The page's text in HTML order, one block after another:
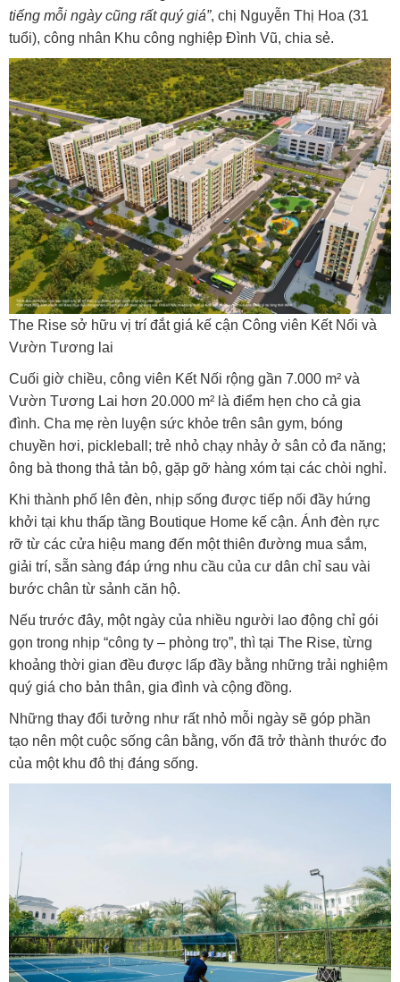
tiếng mỗi ngày cũng rất quý giá”, chị Nguyễn Thị Hoa (31
tuổi), công nhân Khu công nghiệp Đình Vũ, chia sẻ.
The Rise sở hữu vị trí đắt giá kế cận Công viên Kết Nối và
Vườn Tương lai
Cuối giờ chiều, công viên Kết Nối rộng gần 7.000 m² và
Vườn Tương Lai hơn 20.000 m² là điểm hẹn cho cả gia
đình. Cha mẹ rèn luyện sức khỏe trên sân gym, bóng
chuyền hơi, pickleball; trẻ nhỏ chạy nhảy ở sân cỏ đa năng;
ông bà thong thả tản bộ, gặp gỡ hàng xóm tại các chòi nghỉ.
Khi thành phố lên đèn, nhịp sống được tiếp nối đầy hứng
khởi tại khu thấp tầng Boutique Home kế cận. Ánh đèn rực
rỡ từ các cửa hiệu mang đến một thiên đường mua sắm,
giải trí, sẵn sàng đáp ứng nhu cầu của cư dân chỉ sau vài
bước chân từ sảnh căn hộ.
Nếu trước đây, một ngày của nhiều người lao động chỉ gói
gọn trong nhịp “công ty – phòng trọ”, thì tại The Rise, từng
khoảng thời gian đều được lấp đầy bằng những trải nghiệm
quý giá cho bản thân, gia đình và cộng đồng.
Những thay đổi tưởng như rất nhỏ mỗi ngày sẽ góp phần
tạo nên một cuộc sống cân bằng, vốn đã trở thành thước đo
của một khu đô thị đáng sống.